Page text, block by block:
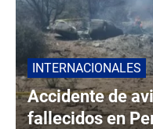
INTERNACIONALES
Accidente de
fallecidos en